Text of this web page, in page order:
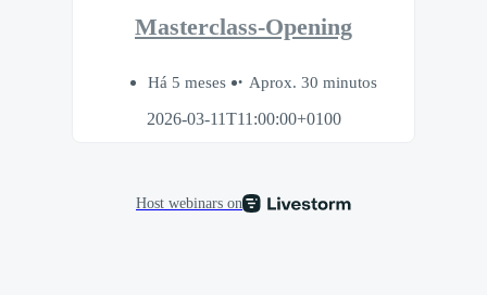
Masterclass-Opening
Há 5 meses
Aprox. 30 minutos
2026-03-11T11:00:00+0100
Host webinars on